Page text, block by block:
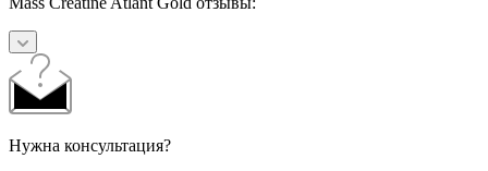
Нужна консультация?